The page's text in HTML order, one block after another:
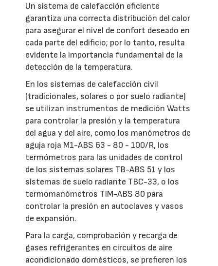
Un sistema de calefacción eficiente
garantiza una correcta distribución del calor
para asegurar el nivel de confort deseado en
cada parte del edificio; por lo tanto, resulta
evidente la importancia fundamental de la
detección de la temperatura.
En los sistemas de calefacción civil
(tradicionales, solares o por suelo radiante)
se utilizan instrumentos de medición Watts
para controlar la presión y la temperatura
del agua y del aire, como los manómetros de
aguja roja M1-ABS 63 - 80 - 100/R, los
termómetros para las unidades de control
de los sistemas solares TB-ABS 51 y los
sistemas de suelo radiante TBC-33, o los
termomanómetros TIM-ABS 80 para
controlar la presión en autoclaves y vasos
de expansión.
Para la carga, comprobación y recarga de
gases refrigerantes en circuitos de aire
acondicionado domésticos, se prefieren los